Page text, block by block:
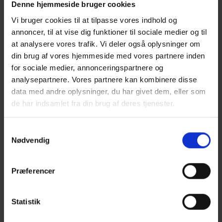
Denne hjemmeside bruger cookies
Vi bruger cookies til at tilpasse vores indhold og
annoncer, til at vise dig funktioner til sociale medier og til
at analysere vores trafik. Vi deler også oplysninger om
din brug af vores hjemmeside med vores partnere inden
for sociale medier, annonceringspartnere og
analysepartnere. Vores partnere kan kombinere disse
data med andre oplysninger, du har givet dem, eller som
de har indsamlet fra din brug af deres tjenester.
Nødvendig
Præferencer
Statistik
For det andet kender vi denne måde at bygge på fra en anden
tid: Fra fortidens traditionelle byggemetoder, der hentede og
raffinerede sine motiver fra konkret, konstruktiv
nødvendighed. Ærlighedens æstetik, kan man kalde det. Også
de fleste af samlebeslagene er synlige og udgør små
meningsgivende udsmykninger. Det hele er smukt udført af
Lyngby Entreprise.
rammekonstruktion i limtræ, hvor såvel facader, indvendige
vægge og dæk dannes som rammer, hvori der kan indsættes
og robusthed i forhold til at foretage ændringer i bygningens
brandmodstandsevnen snarere end statikken, men resultatet
er et rigt materielt nærvær, som også kendes fra 16-1700-